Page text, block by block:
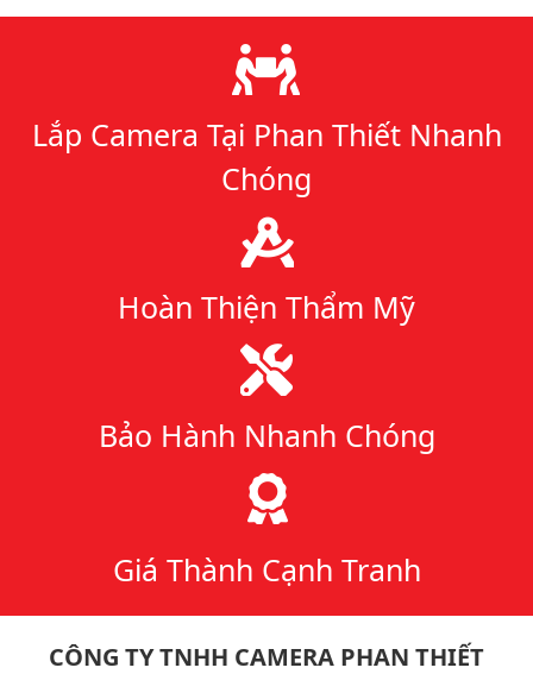
Lý do chọn chúng tôi
Lắp Camera Tại Phan Thiết Nhanh
Chóng
Hoàn Thiện Thẩm Mỹ
Bảo Hành Nhanh Chóng
Giá Thành Cạnh Tranh
CÔNG TY TNHH CAMERA PHAN THIẾT